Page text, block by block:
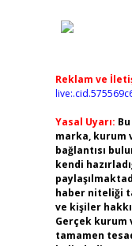
Reklam ve
Yasal Uyarı:
marka, kurum
bağlantısı
kendi
haber niteliği
ve kişiler
Gerçek
tamamen